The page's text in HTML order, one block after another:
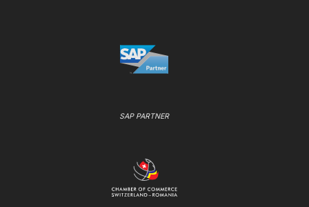
SAP PARTNER